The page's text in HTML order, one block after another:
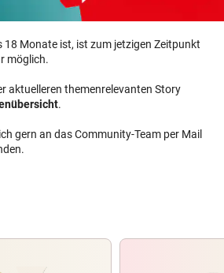
18 Monate ist, ist zum jetzigen Zeitpunkt
möglich.
aktuelleren themenrelevanten Story
.
gern an das Community-Team per Mail